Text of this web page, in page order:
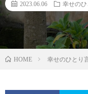
2023.06.06 幸せの
HOME 幸せのひとり